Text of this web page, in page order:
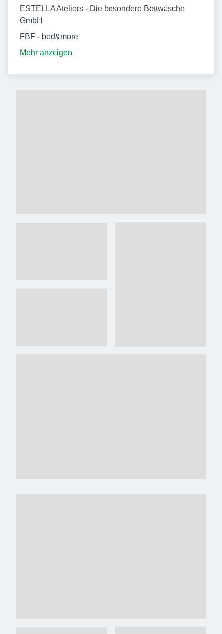
ESTELLA Ateliers - Die besondere Bettwäsche
GmbH
FBF - bed&more
Mehr anzeigen